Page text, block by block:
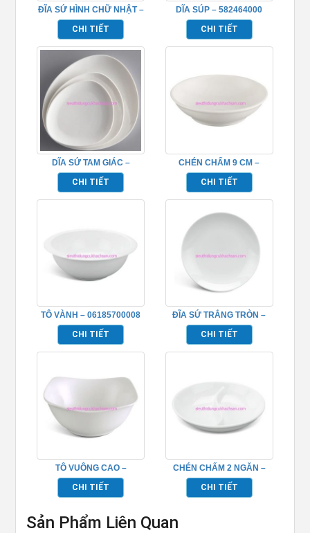
ĐĨA SỨ HÌNH CHỮ NHẬT –
432106369
CHI TIẾT
DĨA SÚP – 582464000
CHI TIẾT
DĨA SỨ TAM GIÁC –
531801000
CHI TIẾT
CHÉN CHẤM 9 CM –
640901000
CHI TIẾT
TÔ VÀNH – 06185700008
CHI TIẾT
ĐĨA SỨ TRẮNG TRÒN –
581880000
CHI TIẾT
TÔ VUÔNG CAO –
071861000
CHI TIẾT
CHÉN CHẤM 2 NGĂN –
231004000
CHI TIẾT
Sản Phẩm Liên Quan